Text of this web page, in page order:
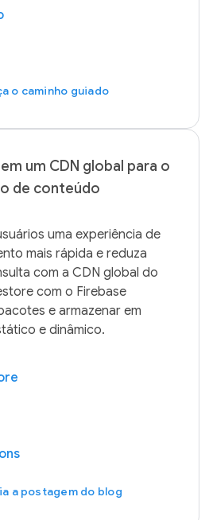
o caminho guiado
um CDN global para o
de conteúdo
uma experiência de
mais rápida e reduza
com a CDN global do
com o Firebase
e armazenar em
a postagem do blog